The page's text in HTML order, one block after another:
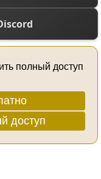
полный доступ
доступ